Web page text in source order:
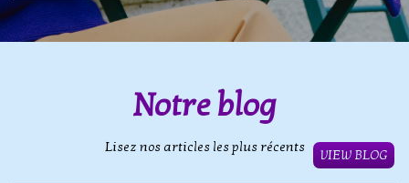
Notre blog
Lisez nos articles les plus récents
VIEW BLOG